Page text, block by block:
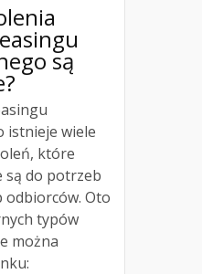
są
istnieje wiele
które
są do potrzeb
Oto
typów
można